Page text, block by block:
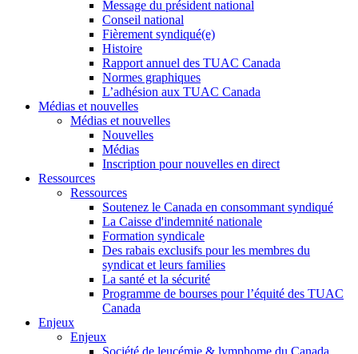
Message du président national
Conseil national
Fièrement syndiqué(e)
Histoire
Rapport annuel des TUAC Canada
Normes graphiques
L’adhésion aux TUAC Canada
Médias et nouvelles
Médias et nouvelles
Nouvelles
Médias
Inscription pour nouvelles en direct
Ressources
Ressources
Soutenez le Canada en consommant syndiqué
La Caisse d'indemnité nationale
Formation syndicale
Des rabais exclusifs pour les membres du
syndicat et leurs families
La santé et la sécurité
Programme de bourses pour l’équité des TUAC
Canada
Enjeux
Enjeux